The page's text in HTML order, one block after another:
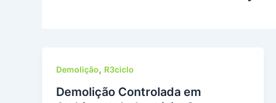
Demolição, R3ciclo
Demolição Controlada em